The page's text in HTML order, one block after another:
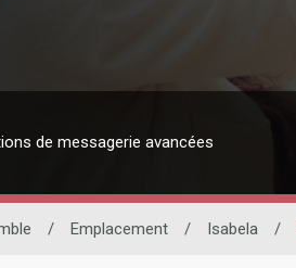
de messagerie avancées
/ Emplacement / Isabela /